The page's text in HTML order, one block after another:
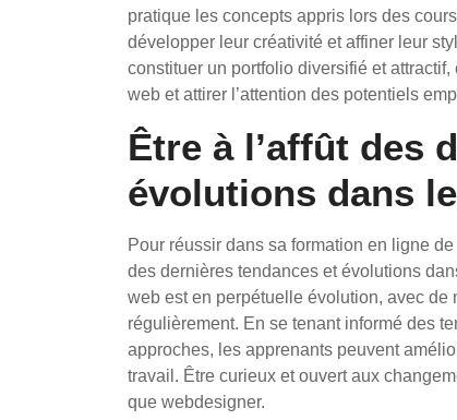
pratique les concepts appris lors des
développer leur créativité et affiner leur
constituer un portfolio diversifié et
web et attirer l’attention des potentiels
Être à l’affût des
évolutions dans
Pour réussir dans sa formation en ligne
des dernières tendances et évolutions
web est en perpétuelle évolution, avec
régulièrement. En se tenant informé des
approches, les apprenants peuvent
travail. Être curieux et ouvert aux
que webdesigner.